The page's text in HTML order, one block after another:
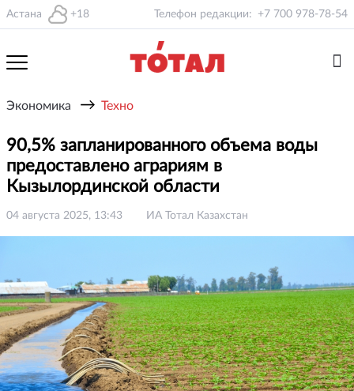
Астана +18 Телефон редакции: +7 700 978-78-54
Экономика → Техно
90,5% запланированного объема воды
предоставлено аграриям в
Кызылординской области
04 августа 2025, 13:43 ИА Тотал Казахстан